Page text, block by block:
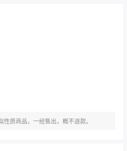
质商品，一经售出，概不退款。